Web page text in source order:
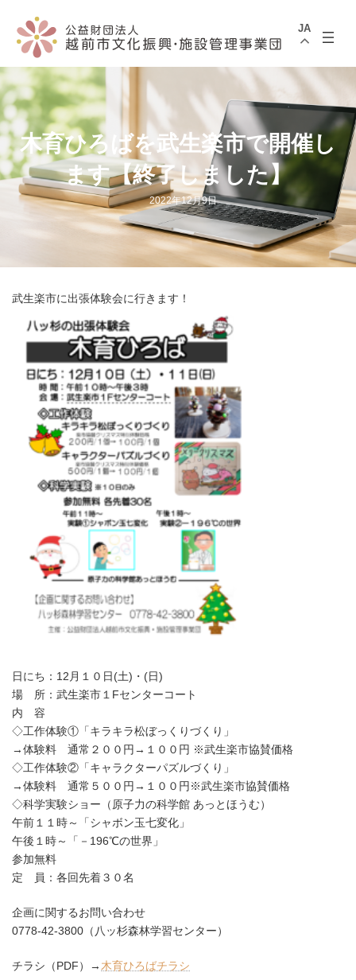
へ
ス
キ
ッ
プ
ョ
ン
に
移
動
JA
木育ひろばを武生楽市で開催し
ます【終了しました】
2022年12月9日
武生楽市に出張体験会に行きます！
日にち：12月１０日(土)・(日)
場 所：武生楽市１Fセンターコート
内 容
◇工作体験①「キラキラ松ぼっくりづくり」
→体験料 通常２００円→１００円 ※武生楽市協賛価格
◇工作体験②「キャラクターパズルづくり」
→体験料 通常５００円→１００円※武生楽市協賛価格
◇科学実験ショー（原子力の科学館 あっとほうむ）
午前１１時～「シャボン玉七変化」
午後１時～「－196℃の世界」
参加無料
定 員：各回先着３０名
企画に関するお問い合わせ
0778-42-3800（八ッ杉森林学習センター）
チラシ（PDF）→木育ひろばチラシ